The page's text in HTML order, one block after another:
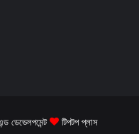
ডেভেলপমেন্ট টিপটপ প্লাস